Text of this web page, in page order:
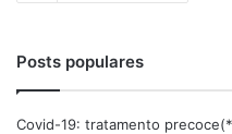
Posts populares
Covid-19: tratamento